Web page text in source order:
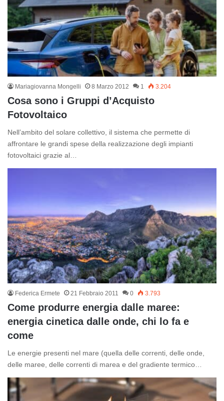
Mariagiovanna Mongelli 8 Marzo 2012 1 3.204
Cosa sono i Gruppi d’Acquisto
Fotovoltaico
Nell’ambito del solare collettivo, il sistema che permette di
affrontare le grandi spese della realizzazione degli impianti
fotovoltaici grazie al…
Federica Ermete 21 Febbraio 2011 0 3.793
Come produrre energia dalle maree:
energia cinetica dalle onde, chi lo fa e
come
Le energie presenti nel mare (quella delle correnti, delle onde,
delle maree, delle correnti di marea e del gradiente termico…